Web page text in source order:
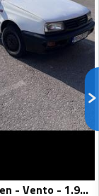
Volkswagen - Vento - 1.9TD